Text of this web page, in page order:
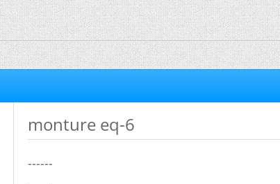
monture eq-6
------